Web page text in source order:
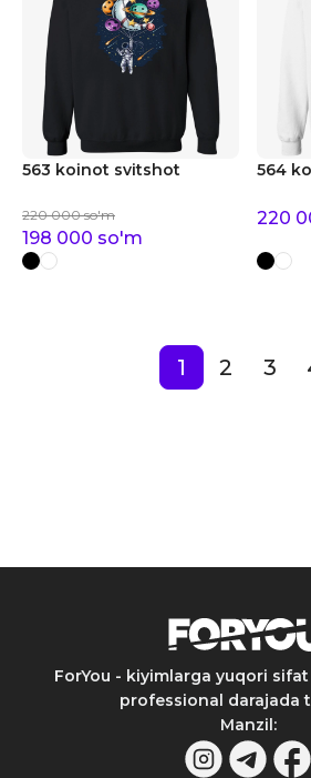
563 koinot svitshot
220 000 so'm
198 000 so'm
564
220
1 2 3
ForYou - kiyimlarga yuqori
professional darajada
Manzil: